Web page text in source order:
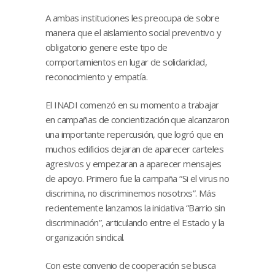
A ambas instituciones les preocupa de sobre
manera que el aislamiento social preventivo y
obligatorio genere este tipo de
comportamientos en lugar de solidaridad,
reconocimiento y empatía.
El INADI comenzó en su momento a trabajar
en campañas de concientización que alcanzaron
una importante repercusión, que logró que en
muchos edificios dejaran de aparecer carteles
agresivos y empezaran a aparecer mensajes
de apoyo. Primero fue la campaña “Si el virus no
discrimina, no discriminemos nosotrxs”. Más
recientemente lanzamos la iniciativa “Barrio sin
discriminación”, articulando entre el Estado y la
organización sindical.
Con este convenio de cooperación se busca